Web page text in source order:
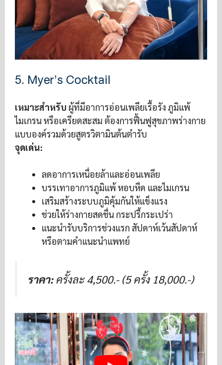
5. Myer’s Cocktail
เหมาะสำหรับ ผู้ที่มีอาการอ่อนเพลียเรื้อรัง ภูมิแพ้
ไมเกรน หรือเครียดสะสม ต้องการฟื้นฟูสุขภาพร่างกาย
แบบองค์รวมด้วยสูตรวิตามินต้นตำรับ
จุดเด่น:
ลดอาการเหนื่อยล้าและอ่อนเพลีย
บรรเทาอาการภูมิแพ้ หอบหืด และไมเกรน
เสริมสร้างระบบภูมิคุ้มกันให้แข็งแรง
ช่วยให้ร่างกายสดชื่น กระปรี้กระเปร่า
แนะนำรับบริการช่วงแรก สัปดาห์เว้นสัปดาห์
หรือตามคำแนะนำแพทย์
ราคา:ครั้งละ 4,500.- (5 ครั้ง 18,000.-)